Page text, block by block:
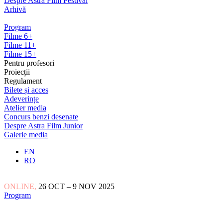
Arhivă
Program
Filme 6+
Filme 11+
Filme 15+
Pentru profesori
Proiecții
Regulament
Bilete și acces
Adeverințe
Atelier media
Concurs benzi desenate
Despre Astra Film Junior
Galerie media
EN
RO
ONLINE, 26 OCT – 9 NOV 2025
Program